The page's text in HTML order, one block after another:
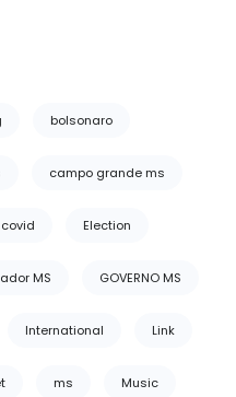
bolsonaro
campo grande ms
covid Election
MS GOVERNO MS
International Link
ms Music